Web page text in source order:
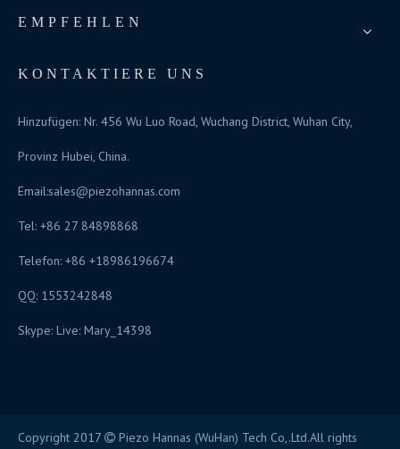
EMPFEHLEN
KONTAKTIERE UNS
Hinzufügen: Nr. 456 Wu Luo Road, Wuchang District, Wuhan City,
Provinz Hubei, China.
Email:sales@piezohannas.com
Tel: +86 27 84898868
Telefon: +86 +18986196674
QQ: 1553242848
Skype: Live: Mary_14398
Copyright 2017  Piezo Hannas (WuHan) Tech Co,.Ltd.All rights